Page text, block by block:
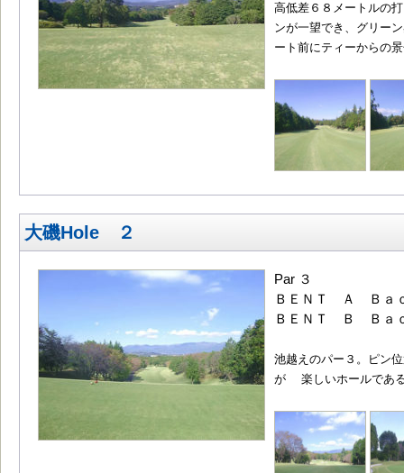
高低差６８メートルの
ンが一望でき、グリー
ート前にティーからの
大磯Hole ２
Par ３
ＢＥＮＴ Ａ Ｂａ
ＢＥＮＴ Ｂ Ｂａ
池越えのパー３。ピン
が 楽しいホールであ